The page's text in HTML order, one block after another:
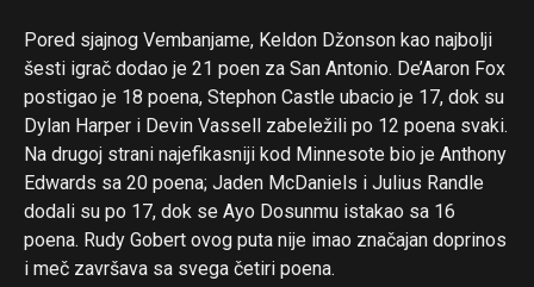
Pored sjajnog Vembanjame, Keldon Džonson kao najbolji
šesti igrač dodao je 21 poen za San Antonio. De’Aaron Fox
postigao je 18 poena, Stephon Castle ubacio je 17, dok su
Dylan Harper i Devin Vassell zabeležili po 12 poena svaki.
Na drugoj strani najefikasniji kod Minnesote bio je Anthony
Edwards sa 20 poena; Jaden McDaniels i Julius Randle
dodali su po 17, dok se Ayo Dosunmu istakao sa 16
poena. Rudy Gobert ovog puta nije imao značajan doprinos
i meč završava sa svega četiri poena.